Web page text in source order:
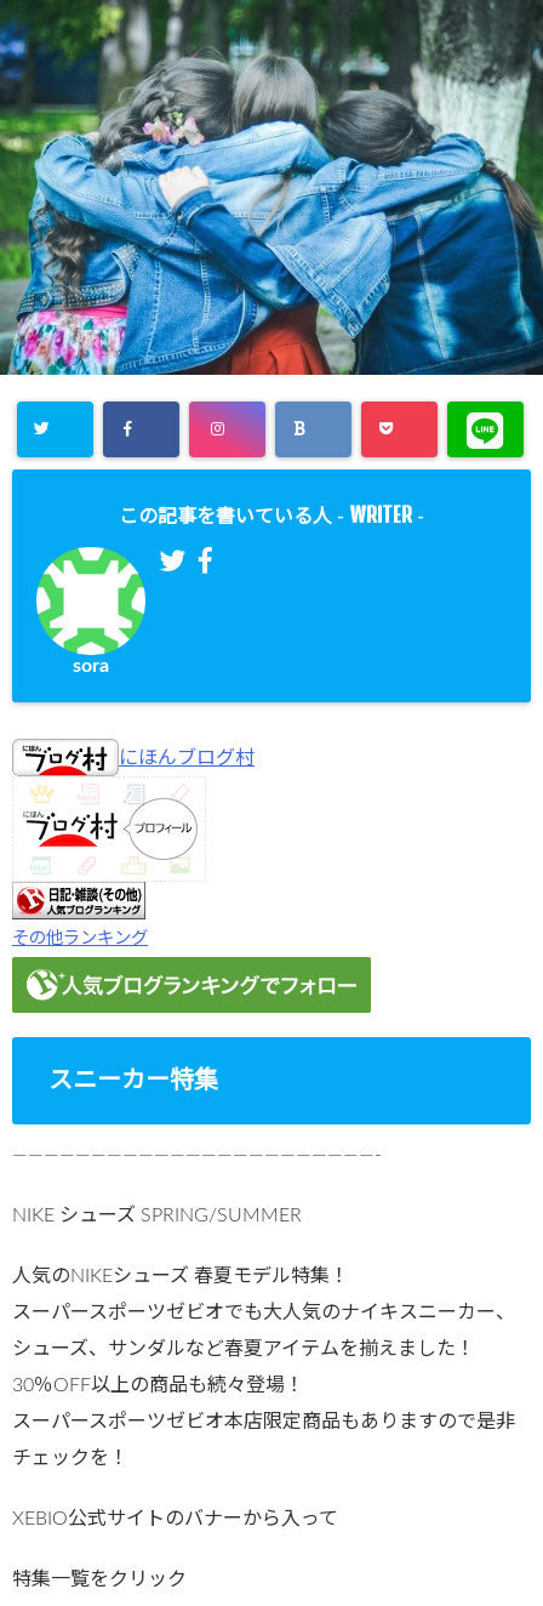
この記事を書いている人 - WRITER -
sora
にほんブログ村
その他ランキング
スニーカー特集
———————————————————————-
NIKE シューズ SPRING/SUMMER
人気のNIKEシューズ 春夏モデル特集！
スーパースポーツゼビオでも大人気のナイキスニーカー、
シューズ、サンダルなど春夏アイテムを揃えました！
30％OFF以上の商品も続々登場！
スーパースポーツゼビオ本店限定商品もありますので是非
チェックを！
XEBIO公式サイトのバナーから入って
特集一覧をクリック